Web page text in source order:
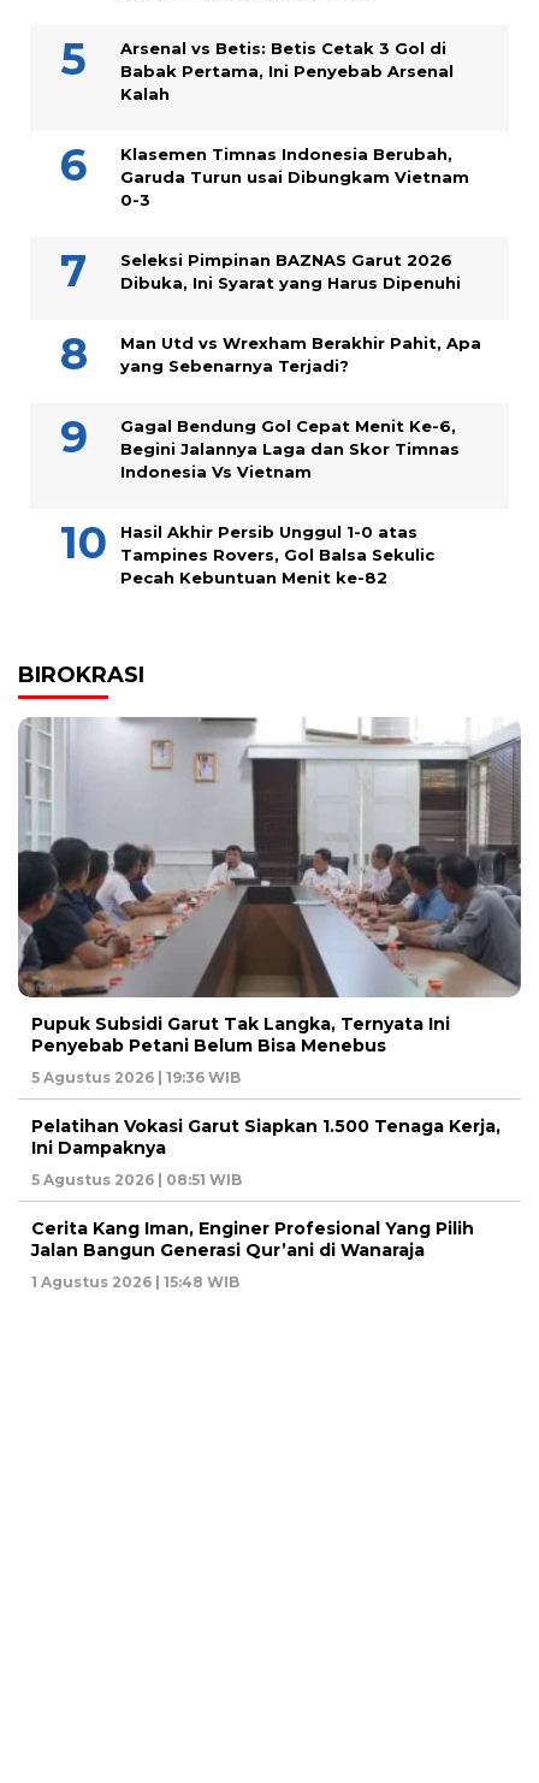
Arsenal vs Betis: Betis Cetak 3 Gol di
Babak Pertama, Ini Penyebab Arsenal
Kalah
Klasemen Timnas Indonesia Berubah,
Garuda Turun usai Dibungkam Vietnam
0-3
Seleksi Pimpinan BAZNAS Garut 2026
Dibuka, Ini Syarat yang Harus Dipenuhi
Man Utd vs Wrexham Berakhir Pahit, Apa
yang Sebenarnya Terjadi?
Gagal Bendung Gol Cepat Menit Ke-6,
Begini Jalannya Laga dan Skor Timnas
Indonesia Vs Vietnam
Hasil Akhir Persib Unggul 1-0 atas
Tampines Rovers, Gol Balsa Sekulic
Pecah Kebuntuan Menit ke-82
BIROKRASI
Pupuk Subsidi Garut Tak Langka, Ternyata Ini
Penyebab Petani Belum Bisa Menebus
5 Agustus 2026 | 19:36 WIB
Pelatihan Vokasi Garut Siapkan 1.500 Tenaga Kerja,
Ini Dampaknya
5 Agustus 2026 | 08:51 WIB
Cerita Kang Iman, Enginer Profesional Yang Pilih
Jalan Bangun Generasi Qur’ani di Wanaraja
1 Agustus 2026 | 15:48 WIB